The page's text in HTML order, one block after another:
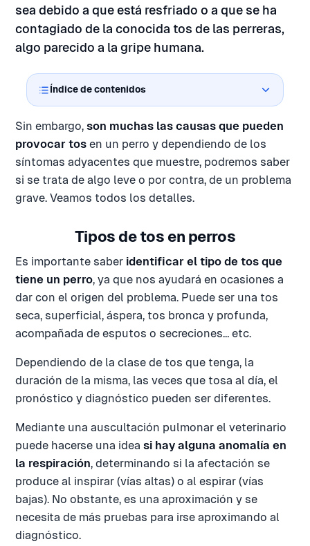
sea debido a que está resfriado o a que se ha
contagiado de la conocida tos de las perreras,
algo parecido a la gripe humana.
Índice de contenidos
Sin embargo, son muchas las causas que pueden
provocar tos en un perro y dependiendo de los
síntomas adyacentes que muestre, podremos saber
si se trata de algo leve o por contra, de un problema
grave. Veamos todos los detalles.
Tipos de tos en perros
Es importante saber identificar el tipo de tos que
tiene un perro, ya que nos ayudará en ocasiones a
dar con el origen del problema. Puede ser una tos
seca, superficial, áspera, tos bronca y profunda,
acompañada de esputos o secreciones… etc.
Dependiendo de la clase de tos que tenga, la
duración de la misma, las veces que tosa al día, el
pronóstico y diagnóstico pueden ser diferentes.
Mediante una auscultación pulmonar el veterinario
puede hacerse una idea si hay alguna anomalía en
la respiración, determinando si la afectación se
produce al inspirar (vías altas) o al espirar (vías
bajas). No obstante, es una aproximación y se
necesita de más pruebas para irse aproximando al
diagnóstico.